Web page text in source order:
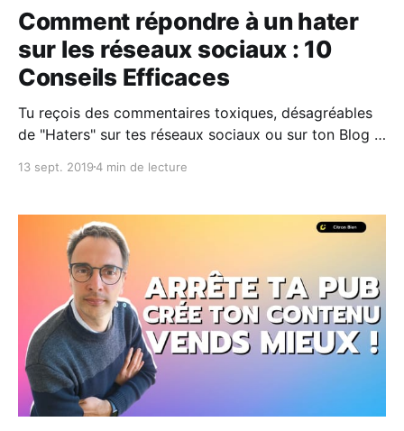
Comment répondre à un hater
sur les réseaux sociaux : 10
Conseils Efficaces
Tu reçois des commentaires toxiques, désagréables
de "Haters" sur tes réseaux sociaux ou sur ton Blog ?
transformer ces critiques en opportunités et protéger
blog ou tes réseaux sociaux... WOUÉ
13 sept. 20194 min de lecture